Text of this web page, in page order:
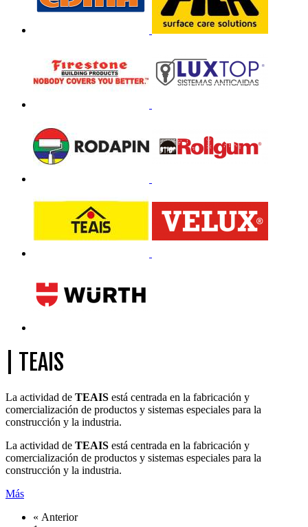
| TEAIS
La actividad de TEAIS está centrada en la fabricación y
comercialización de productos y sistemas especiales para la
construcción y la industria.
La actividad de TEAIS está centrada en la fabricación y
comercialización de productos y sistemas especiales para la
construcción y la industria.
Más
« Anterior